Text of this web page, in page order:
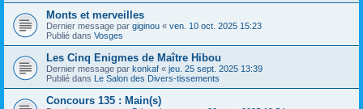
Monts et merveilles
Dernier message par giginou « ven. 10 oct. 2025 15:23
Publié dans Vosges
Les Cinq Enigmes de Maître Hibou
Dernier message par konkaf « jeu. 25 sept. 2025 13:39
Publié dans Le Salon des Divers-tissements
Concours 135 : Main(s)